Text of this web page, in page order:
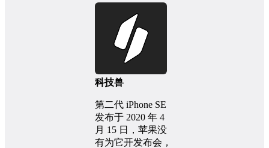
科技兽
第二代 iPhone SE
发布于 2020 年 4
月 15 日，苹果没
有为它开发布会，